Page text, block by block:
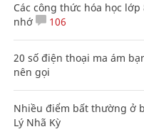
Các công thức hóa học lớp
nhớ
106
20 số điện thoại ma ám
nên gọi
Nhiều điểm bất thường ở
Lý Nhã Kỳ